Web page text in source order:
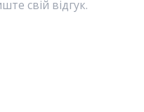
свій відгук.